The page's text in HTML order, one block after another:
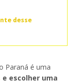
desse
Paraná é uma
e escolher uma